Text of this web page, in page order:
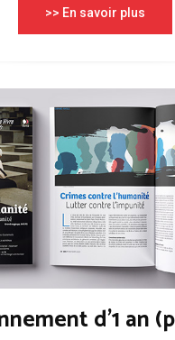
>> En savoir plus
d'1 an